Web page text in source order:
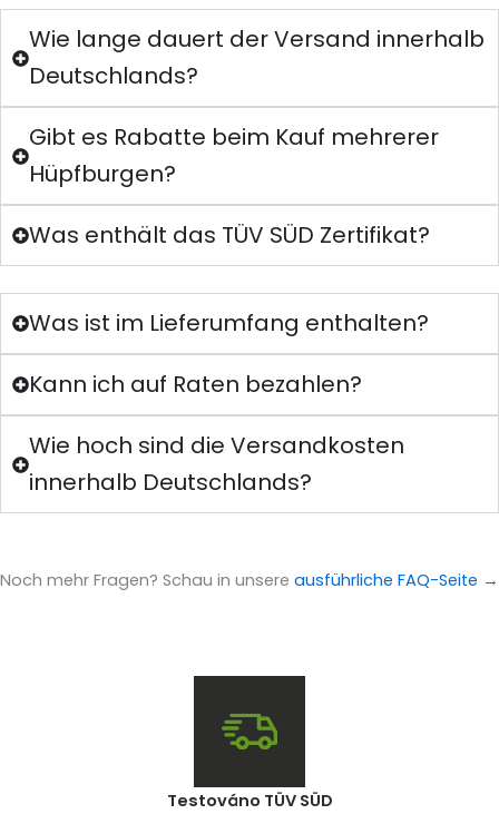
Wie lange dauert der Versand innerhalb
Deutschlands?
Gibt es Rabatte beim Kauf mehrerer
Hüpfburgen?
Was enthält das TÜV SÜD Zertifikat?
Was ist im Lieferumfang enthalten?
Kann ich auf Raten bezahlen?
Wie hoch sind die Versandkosten
innerhalb Deutschlands?
Noch mehr Fragen? Schau in unsere ausführliche FAQ-Seite →
Testováno TÜV SÜD